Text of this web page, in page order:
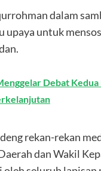
dalam
upaya untuk
Debat
rekan-rekan
dan Wakil